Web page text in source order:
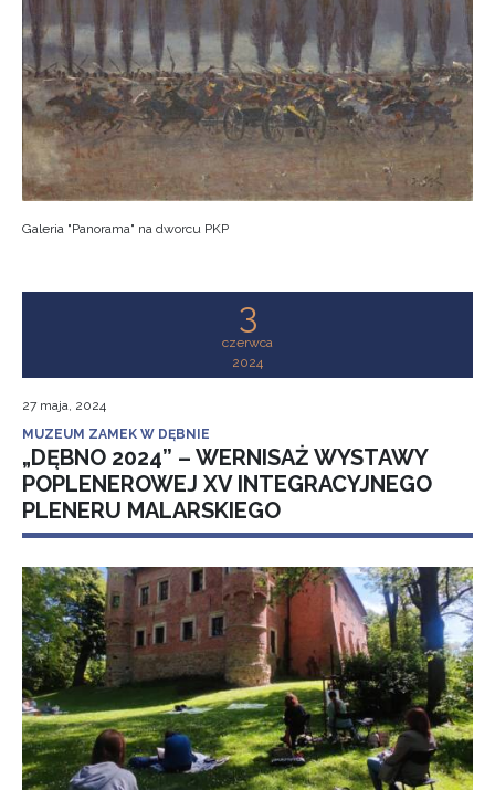
Galeria "Panorama" na dworcu PKP
3
czerwca
2024
27 maja, 2024
MUZEUM ZAMEK W DĘBNIE
„DĘBNO 2024” – WERNISAŻ WYSTAWY
POPLENEROWEJ XV INTEGRACYJNEGO
PLENERU MALARSKIEGO